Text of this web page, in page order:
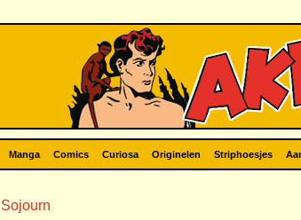
Manga Comics Curiosa Originelen Striphoesjes
Sojourn